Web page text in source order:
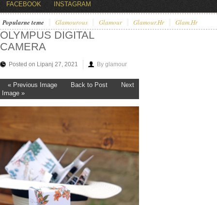
FACEBOOK INSTAGRAM
Popularne teme Glamourous Glamour Glamour.hr Glam.hr
OLYMPUS DIGITAL
CAMERA
Posted on Lipanj 27, 2021 By glamour
« Previous Image Back to Post
Next
Image »